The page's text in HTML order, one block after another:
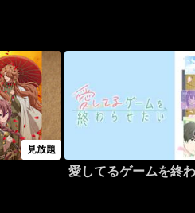
見放題
愛してるゲームを終